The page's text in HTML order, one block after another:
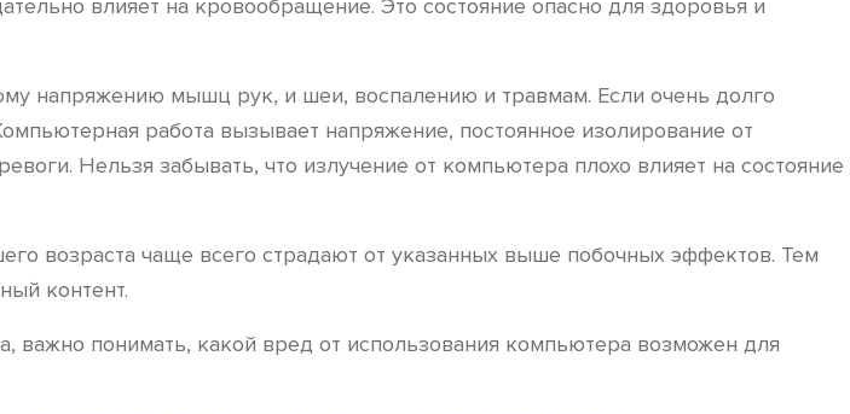
влияет на кровообращение. Это состояние опасно для здоровья и
напряжению мышц рук, и шеи, воспалению и травмам. Если очень долго
работа вызывает напряжение, постоянное изолирование от
Нельзя забывать, что излучение от компьютера плохо влияет на состояние
возраста чаще всего страдают от указанных выше побочных эффектов. Тем
контент.
важно понимать, какой вред от использования компьютера возможен для